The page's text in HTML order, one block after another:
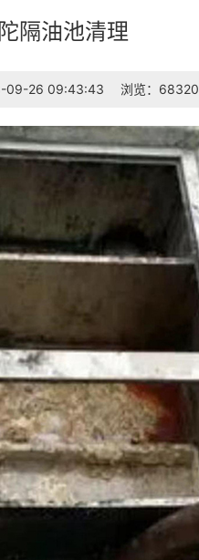
隔油池清理
09-26 09:43:43 浏览：68320